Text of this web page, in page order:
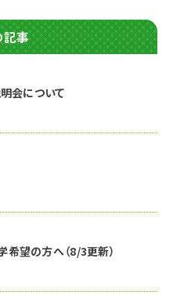
記事
会について
希望の方へ（8/3更新）